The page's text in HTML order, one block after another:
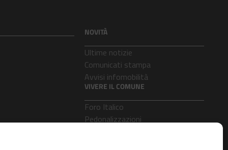
NOVITÀ
Ultime notizie
Comunicati stampa
Avvisi infomobilità
VIVERE IL COMUNE
Foro Italico
Pedonalizzazioni